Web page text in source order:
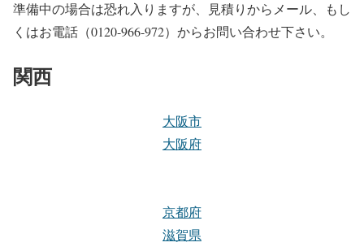
準備中の場合は恐れ入りますが、見積りからメール、もし
くはお電話（0120-966-972）からお問い合わせ下さい。
関西
大阪市
大阪府
京都府
滋賀県